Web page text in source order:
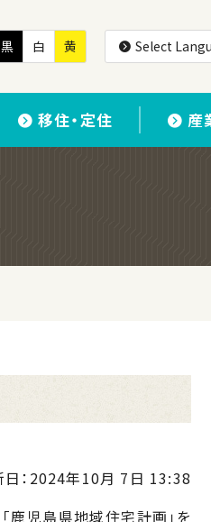
黒 白 黄 Select
移住・定住 産
： 2024年10月 7日 13:38
鹿児島県地域住宅計画」を